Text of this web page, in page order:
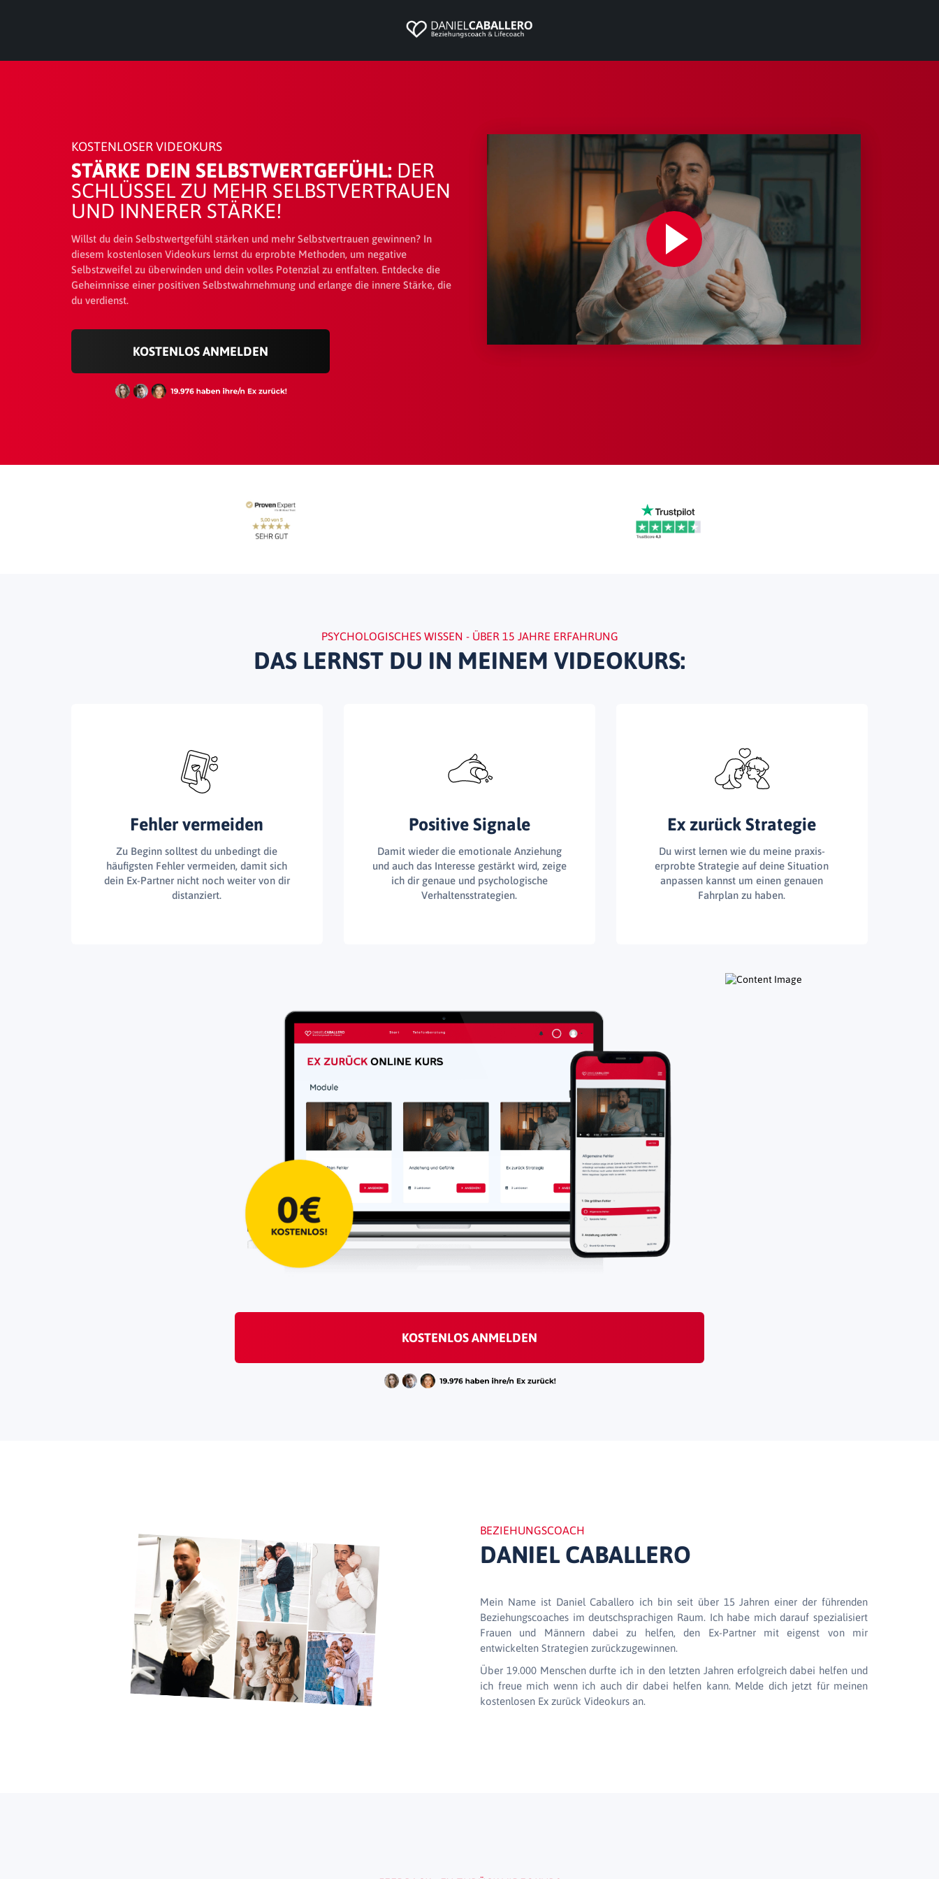
KOSTENLOSER VIDEOKURS
STÄRKE DEIN SELBSTWERTGEFÜHL: DER
SCHLÜSSEL ZU MEHR SELBSTVERTRAUEN
UND INNERER STÄRKE!
Willst du dein Selbstwertgefühl stärken und mehr Selbstvertrauen gewinnen? In
diesem kostenlosen Videokurs lernst du erprobte Methoden, um negative
Selbstzweifel zu überwinden und dein volles Potenzial zu entfalten. Entdecke die
Geheimnisse einer positiven Selbstwahrnehmung und erlange die innere Stärke, die
du verdienst.
KOSTENLOS ANMELDEN
PSYCHOLOGISCHES WISSEN - ÜBER 15 JAHRE ERFAHRUNG
DAS LERNST DU IN MEINEM VIDEOKURS:
Fehler vermeiden
Zu Beginn solltest du unbedingt die
häufigsten Fehler vermeiden, damit sich
dein Ex-Partner nicht noch weiter von dir
distanziert.
Positive Signale
Damit wieder die emotionale Anziehung
und auch das Interesse gestärkt wird, zeige
ich dir genaue und psychologische
Verhaltensstrategien.
Ex zurück Strategie
Du wirst lernen wie du meine praxis-
erprobte Strategie auf deine Situation
anpassen kannst um einen genauen
Fahrplan zu haben.
KOSTENLOS ANMELDEN
BEZIEHUNGSCOACH
DANIEL CABALLERO
Mein Name ist Daniel Caballero ich bin seit über 15 Jahren einer der führenden
Beziehungscoaches im deutschsprachigen Raum. Ich habe mich darauf spezialisiert
Frauen und Männern dabei zu helfen, den Ex-Partner mit eigenst von mir
entwickelten Strategien zurückzugewinnen.
Über 19.000 Menschen durfte ich in den letzten Jahren erfolgreich dabei helfen und
ich freue mich wenn ich auch dir dabei helfen kann. Melde dich jetzt für meinen
kostenlosen Ex zurück Videokurs an.